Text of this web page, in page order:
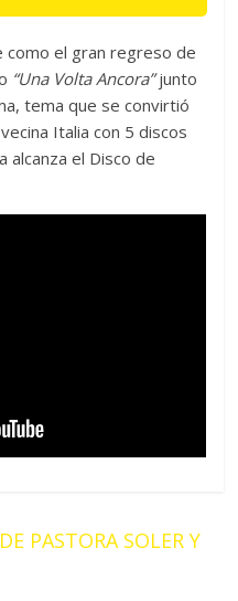
como el gran regreso de
“Una Volta Ancora”junto
tema que se convirtió
Italia con 5 discos
alcanza el Disco de
PASTORA SOLER Y